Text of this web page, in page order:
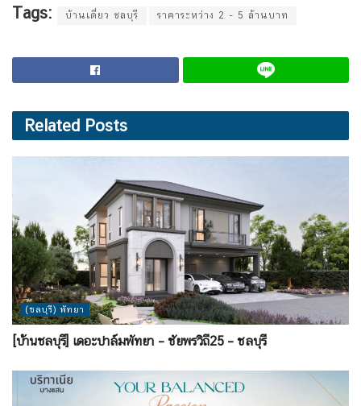
Tags: บ้านเดี่ยว ชลบุรี ราคาระหว่าง 2 - 5 ล้านบาท
Related Posts
(ชลบุรี) พัทยา
[บ้านชลบุรี] เดอะปาล์มพัทยา – ชัยพรวิถี25 – ชลบุรี